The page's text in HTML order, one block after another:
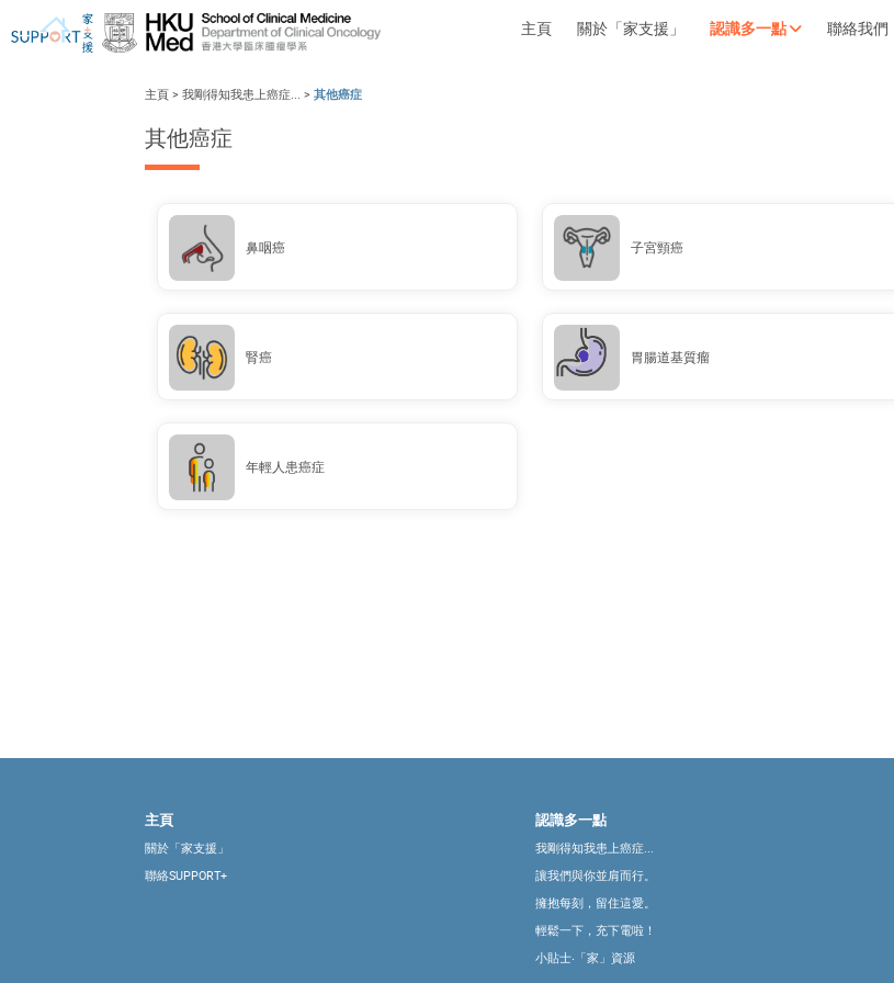
主頁 關於「家支援」 認識多一點 聯絡我們
主頁 > 我剛得知我患上癌症... > 其他癌症
其他癌症
鼻咽癌 子宮頸癌
腎癌 胃腸道基質瘤
年輕人患癌症
主頁
關於「家支援」
聯絡SUPPORT+
認識多一點
我剛得知我患上癌症...
讓我們與你並肩而行。
擁抱每刻，留住這愛。
輕鬆一下，充下電啦！
小貼士‧「家」資源